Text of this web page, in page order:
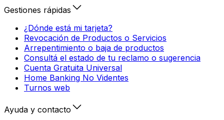
Gestiones rápidas
¿Dónde está mi tarjeta?
Revocación de Productos o Servicios
Arrepentimiento o baja de productos
Consultá el estado de tu reclamo o sugerencia
Cuenta Gratuita Universal
Home Banking No Videntes
Turnos web
Ayuda y contacto